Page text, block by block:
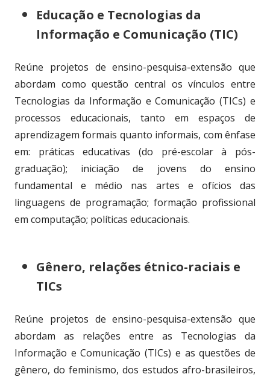
Educação e Tecnologias da
Informação e Comunicação (TIC)
Reúne projetos de ensino-pesquisa-extensão que
abordam como questão central os vínculos entre
Tecnologias da Informação e Comunicação (TICs) e
processos educacionais, tanto em espaços de
aprendizagem formais quanto informais, com ênfase
em: práticas educativas (do pré-escolar à pós-
graduação); iniciação de jovens do ensino
fundamental e médio nas artes e ofícios das
linguagens de programação; formação profissional
em computação; políticas educacionais.
Gênero, relações étnico-raciais e
TICs
Reúne projetos de ensino-pesquisa-extensão que
abordam as relações entre as Tecnologias da
Informação e Comunicação (TICs) e as questões de
gênero, do feminismo, dos estudos afro-brasileiros,